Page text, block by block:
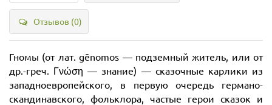
Отзывов (0)
Гномы (от лат. gēnomos — подземный житель, или от
др.-греч. Γνώση — знание) — сказочные карлики из
западноевропейского, в первую очередь германо-
скандинавского, фольклора, частые герои сказок и